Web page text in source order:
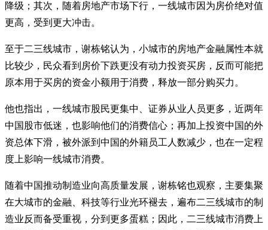
降级；其次，随着房地产市场下行，一线城市因为房价绝对值
更高，受到更大冲击。
至于二三线城市，谢栋铭认为，小城市的房地产金融属性本就
比较少，民众看到房价下跌更没有动力投资买房，反而可能把
原本用于买房的资金小额用于消费，释放一部分购买力。
他也指出，一线城市股民更集中、证券从业人员更多，近两年
中国股市低迷，也影响他们的消费信心；再加上投资中国的外
资总体下滑，被外派到中国的外籍员工人数减少，也在一定程
度上影响一线城市消费。
随着中国推动制造业向高质量发展，谢栋铭也观察，主要集聚
在大城市的金融、科技等行业光环褪去，遍布二三线城市的制
造业反而备受重视，分到更多蛋糕；因此，二三线城市消费上